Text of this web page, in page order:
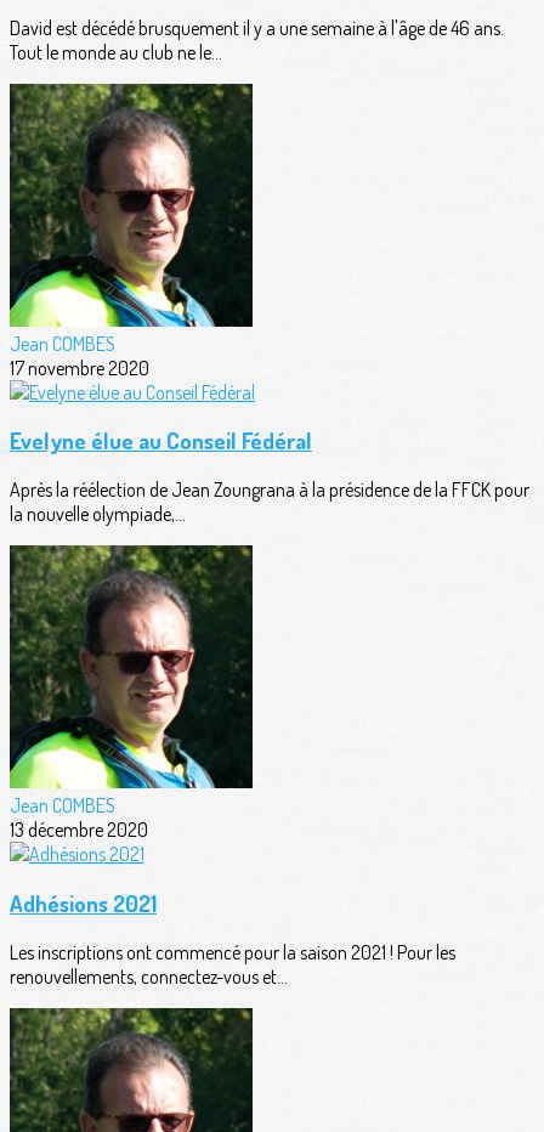
David est décédé brusquement il y a une semaine à l'âge de 46 ans.
Tout le monde au club ne le...
Jean COMBES
17 novembre 2020
Evelyne élue au Conseil Fédéral
Après la réélection de Jean Zoungrana à la présidence de la FFCK pour
la nouvelle olympiade,...
Jean COMBES
13 décembre 2020
Adhésions 2021
Les inscriptions ont commencé pour la saison 2021 ! Pour les
renouvellements, connectez-vous et...